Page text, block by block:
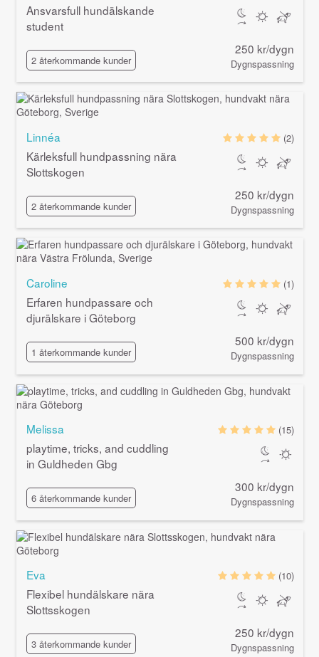
Ansvarsfull hundälskande
student
2 återkommande kunder
250 kr/dygn
Dygnspassning
Linnéa
Kärleksfull hundpassning nära
Slottskogen
2 återkommande kunder
(2)
250 kr/dygn
Dygnspassning
Caroline
Erfaren hundpassare och
djurälskare i Göteborg
1 återkommande kunder
(1)
500 kr/dygn
Dygnspassning
Melissa
playtime, tricks, and cuddling
in Guldheden Gbg
6 återkommande kunder
(15)
300 kr/dygn
Dygnspassning
Eva
Flexibel hundälskare nära
Slottsskogen
3 återkommande kunder
(10)
250 kr/dygn
Dygnspassning